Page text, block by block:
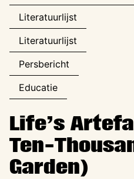
Literatuurlijst
Literatuurlijst
Persbericht
Educatie
Life’s
Ten-
Garden)